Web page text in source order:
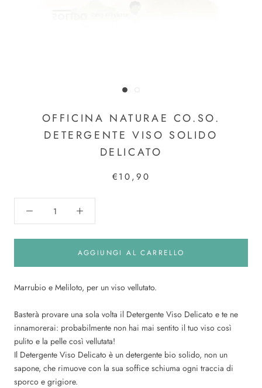
OFFICINA NATURAE CO.SO.
DETERGENTE VISO SOLIDO
DELICATO
€10,90
AGGIUNGI AL CARRELLO
Marrubio e Meliloto, per un viso vellutato.
Basterà provare una sola volta il Detergente Viso Delicato e te ne
innamorerai: probabilmente non hai mai sentito il tuo viso così
pulito e la pelle così vellutata!
Il Detergente Viso Delicato è un detergente bio solido, non un
sapone, che rimuove con la sua soffice schiuma ogni traccia di
sporco e grigiore.